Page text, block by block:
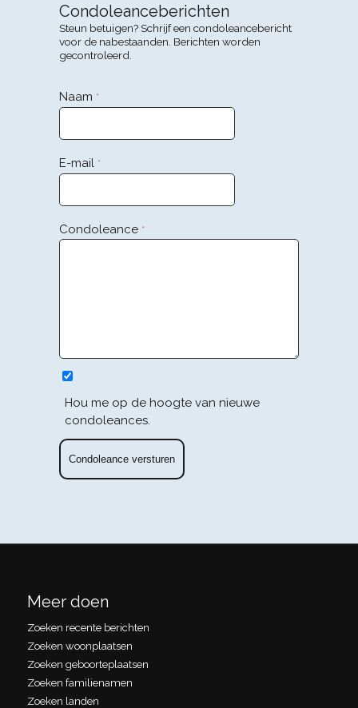
Condoleanceberichten
Steun betuigen? Schrijf een condoleancebericht
voor de nabestaanden. Berichten worden
gecontroleerd.
Naam *
E-mail *
Condoleance *
Hou me op de hoogte van nieuwe
condoleances.
Meer doen
Zoeken recente berichten
Zoeken woonplaatsen
Zoeken geboorteplaatsen
Zoeken familienamen
Zoeken landen